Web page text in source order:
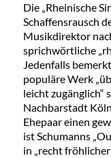
Die „Rheinische
Schaffensrausch
Musikdirektor
sprichwörtliche
Jedenfalls
populäre Werk
leicht zugänglich“
Nachbarstadt
Ehepaar einen
ist Schumanns
in „recht